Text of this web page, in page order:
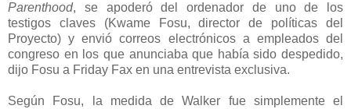
Parenthood, se apoderó del ordenador de uno de los
testigos claves (Kwame Fosu, director de políticas del
Proyecto) y envió correos electrónicos a empleados del
congreso en los que anunciaba que había sido despedido,
dijo Fosu a Friday Fax en una entrevista exclusiva.
Según Fosu, la medida de Walker fue simplemente el